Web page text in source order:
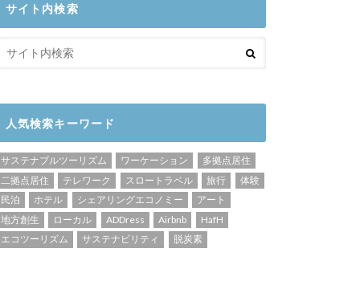
サイト内検索
人気検索キーワード
サステナブルツーリズム ワーケーション
多拠点居住
二拠点居住
テレワーク スロートラベル 旅行
体験
民泊
ホテル シェアリングエコノミー
アート
地方創生
ローカル ADDress Airbnb
HafH
エコツーリズム
サステナビリティ 脱炭素